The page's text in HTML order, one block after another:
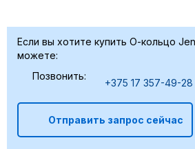
Если вы хотите купить О-кольцо
можете:
Позвонить:
+375 17 357-49-28
Отправить запрос сейчас